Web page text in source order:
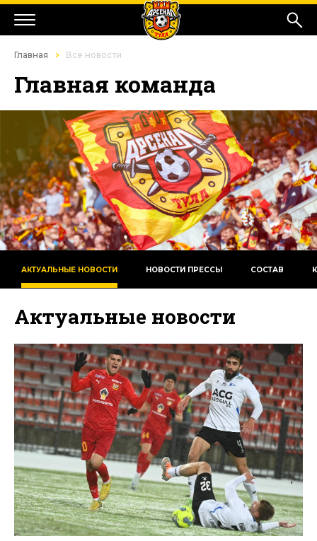
Главная Все новости
Главная команда
АКТУАЛЬНЫЕ НОВОСТИ НОВОСТИ ПРЕССЫ СОСТАВ
Актуальные новости